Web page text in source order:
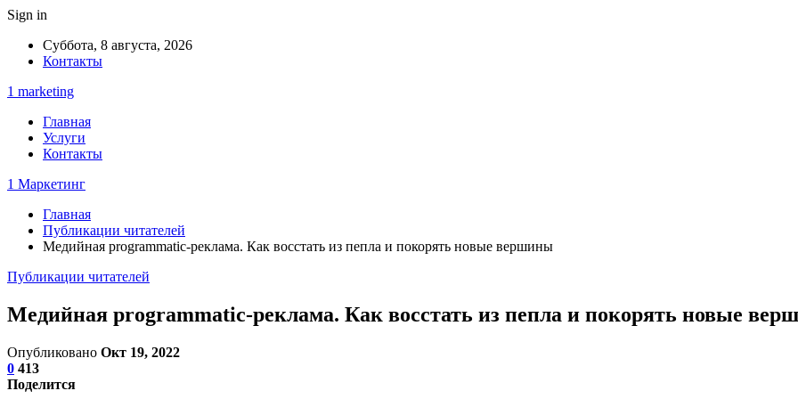
Sign in
Суббота, 8 августа, 2026
Контакты
1 marketing
Главная
Услуги
Контакты
1 Маркетинг
Главная
Публикации читателей
Медийная programmatic-реклама. Как восстать из пепла и покорять новые вершины
Публикации читателей
Медийная programmatic-реклама. Как восстать из пепла и покорять новые
Опубликовано Окт 19, 2022
0 413
Поделится